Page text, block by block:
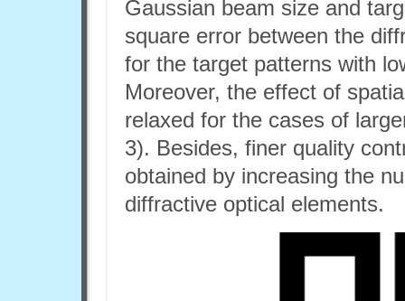
Gaussian beam size and
square error between the
for the target patterns with
Moreover, the effect of
relaxed for the cases of
3). Besides, finer quality
obtained by increasing the
diffractive optical elements.